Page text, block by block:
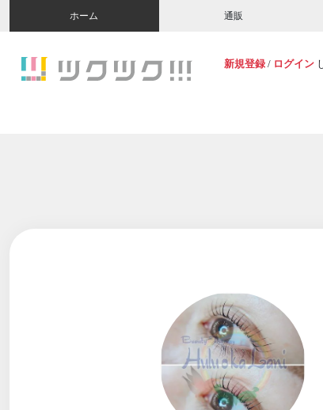
ホーム 通販
新規登録 / ログイン